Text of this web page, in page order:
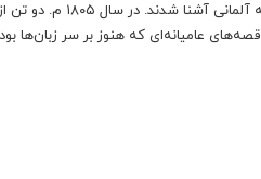
با شیوه‌های جدید
عامیانه‌ای که هنوز بر سر زبان‌ها